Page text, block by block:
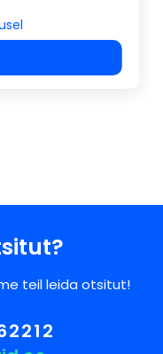
teil leida otsitut!